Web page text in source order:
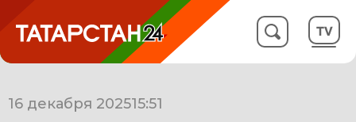
16 декабря 202515:51